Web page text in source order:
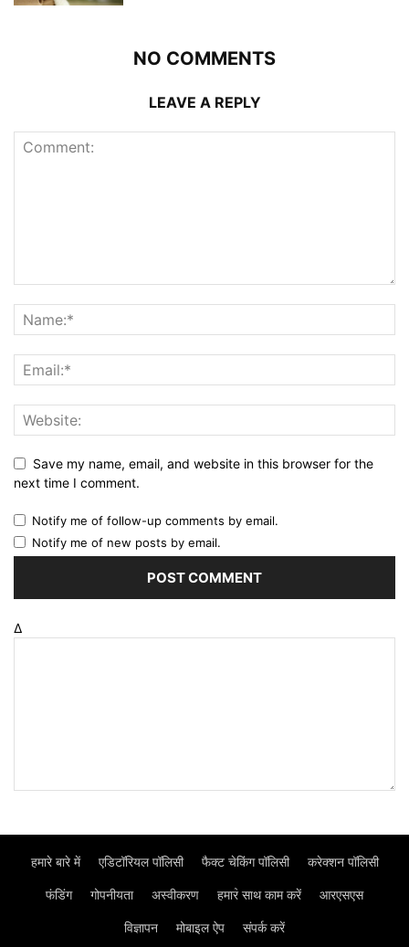
NO COMMENTS
LEAVE A REPLY
Save my name, email, and website in this browser for the
next time I comment.
Notify me of follow-up comments by email.
Notify me of new posts by email.
Δ
हमारे बारे में एडिटॉरियल पॉलिसी फैक्ट चेकिंग पॉलिसी करेक्शन पॉलिसी
फंडिंग गोपनीयता अस्वीकरण हमार॓ साथ काम करें आरएसएस
विज्ञापन मोबाइल ऐप संपर्क करें